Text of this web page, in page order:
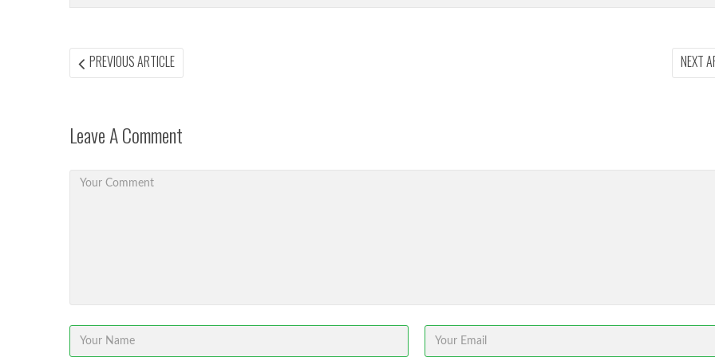
Post
PREVIOUS ARTICLEPREVIOUS
ARTICLE:
NEXT
Leave A Comment